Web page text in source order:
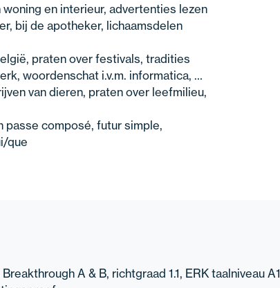
woning en interieur, advertenties lezen
bij de apotheker, lichaamsdelen
praten over festivals, tradities
woordenschat i.v.m. informatica, …
van dieren, praten over leefmilieu,
passe composé, futur simple,
que
A & B, richtgraad 1.1, ERK taalniveau A1